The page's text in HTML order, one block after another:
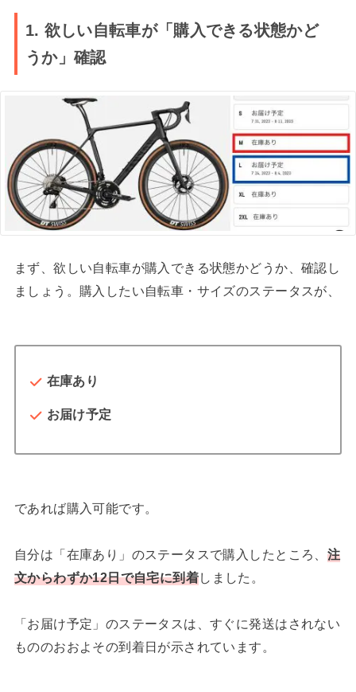
1. 欲しい自転車が「購入できる状態かど
うか」確認
まず、欲しい自転車が購入できる状態かどうか、確認し
ましょう。購入したい自転車・サイズのステータスが、
在庫あり
お届け予定
であれば購入可能です。
自分は「在庫あり」のステータスで購入したところ、 注
文からわずか12日で自宅に到着しました。
「お届け予定」のステータスは、すぐに発送はされない
もののおおよその到着日が示されています。